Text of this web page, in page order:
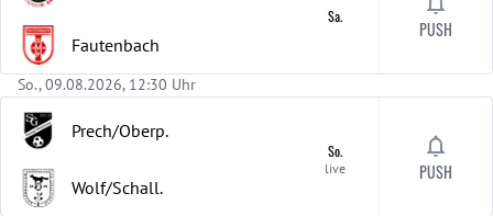
Fautenbach
Sa.
PUSH
So., 09.08.2026, 12:30 Uhr
Prech/Oberp.
Wolf/Schall.
So.
live PUSH